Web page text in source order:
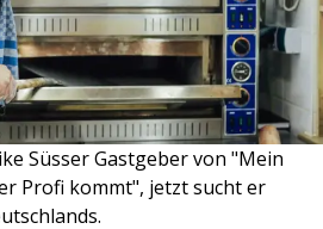
Süsser Gastgeber von "Mein
Profi kommt", jetzt sucht er